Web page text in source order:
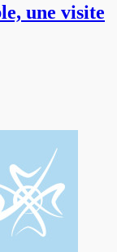
une visite